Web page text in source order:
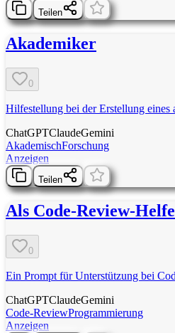
Teilen
Akademiker
0
Hilfestellung bei der Erstellung eines
ChatGPTClaudeGemini
AkademischForschung
Anzeigen
Teilen
Als Code-Review-
0
Ein Prompt für Unterstützung bei
ChatGPTClaudeGemini
Code-ReviewProgrammierung
Anzeigen